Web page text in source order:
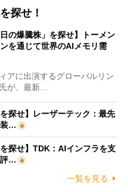
探せ！
日の爆騰株」を探せ】トーメン
を通じて世界のAIメモリ需
アに出演するグローバルリン
が、最新…
探せ】レーザーテック：最先
装…
探せ】TDK：AIインフラを支
評…
一覧を見る